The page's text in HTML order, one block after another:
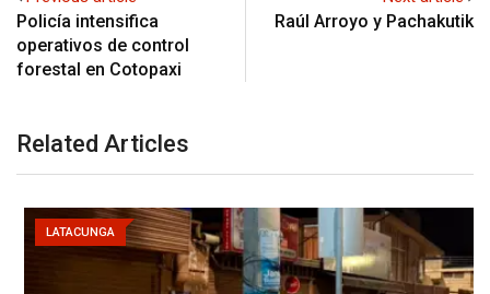
Policía intensifica
operativos de control
forestal en Cotopaxi
Raúl Arroyo y Pachakutik
Related Articles
LATACUNGA